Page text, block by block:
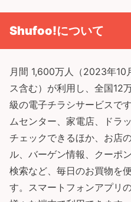
Shufoo!について
月間 1,600万人（2023年10
ス含む）が利用し、全国12
級の電子チラシサービスで
ムセンター、家電店、ドラ
チェックできるほか、お店
ル、バーゲン情報、クーポ
検索など、毎日のお買物を
す。スマートフォンアプリ